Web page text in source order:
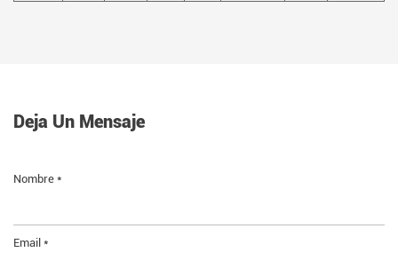
Deja Un Mensaje
Nombre *
Email *